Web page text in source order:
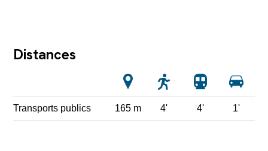
Distances
Transports publics 165 m 4' 4' 1'